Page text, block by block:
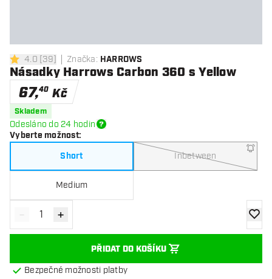
4 hodnoticí hvězdičky
4.0 [39] Značka: HARROWS
Násadky Harrows Carbon 360 s Yellow
67,40 Kč
Skladem
Odesláno do 24 hodin
Vyberte možnost:
Short
Inbetween
Medium
Snížit množství
- Zvýšit množství
+
PŘIDAT DO KOŠÍKU
Bezpečné možnosti platby